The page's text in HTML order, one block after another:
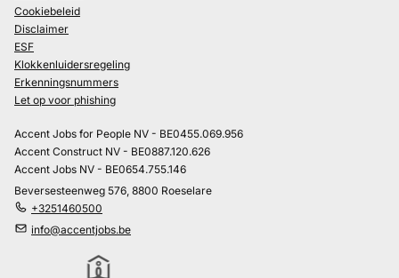
Cookiebeleid
Disclaimer
ESF
Klokkenluidersregeling
Erkenningsnummers
Let op voor phishing
Accent Jobs for People NV - BE0455.069.956
Accent Construct NV - BE0887.120.626
Accent Jobs NV - BE0654.755.146
Beversesteenweg 576, 8800 Roeselare
+3251460500
info@accentjobs.be